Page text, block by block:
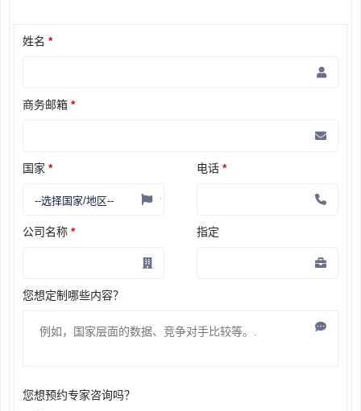
姓名 *
商务邮箱 *
国家 * 电话 *
公司名称 * 指定
您想定制哪些内容？
您想预约专家咨询吗？